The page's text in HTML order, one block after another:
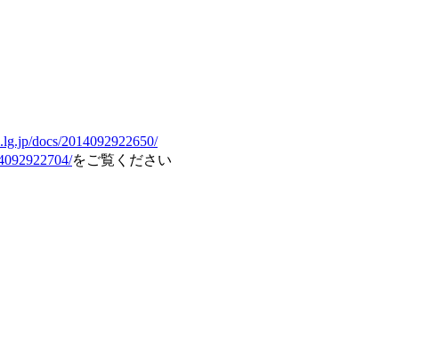
docs/2014092922650/
をご覧ください